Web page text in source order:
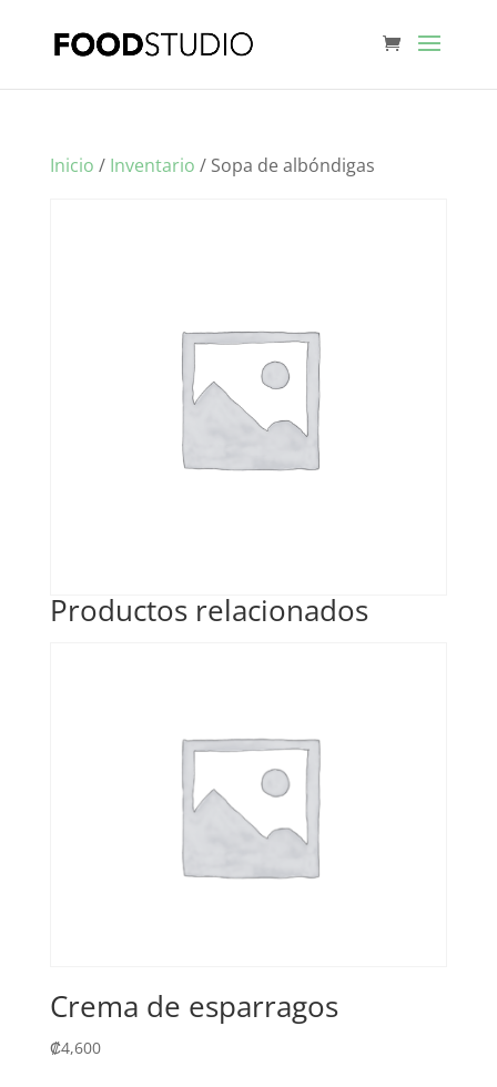
Inicio / Inventario / Sopa de albóndigas
Productos relacionados
Crema de esparragos
₡4,600